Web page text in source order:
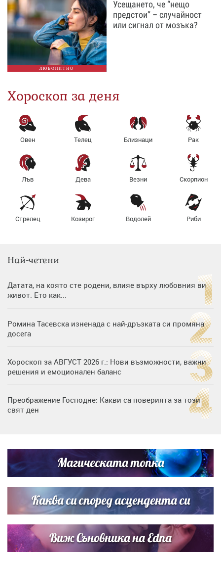
ЛЮБОПИТНО
Усещането, че “нещо
предстои” – случайност
или сигнал от мозъка?
Хороскоп за деня
Овен Телец Близнаци Рак
Лъв Дева Везни Скорпион
Стрелец Козирог Водолей Риби
Най-четени
Датата, на която сте родени, влияе върху любовния ви
живот. Ето как...
Ромина Тасевска изненада с най-дръзката си промяна
досега
Хороскоп за АВГУСТ 2026 г.: Нови възможности, важни
решения и емоционален баланс
Преображение Господне: Какви са поверията за този
свят ден
си деца на семейна морска приказка
Звездна ваканция в Майорка: Дженифър Анистън,
Кортни Кокс и Джим Къртис заедно на яхта
Магическата топка
Каква си според асцендента си
Виж Съновника на Edna